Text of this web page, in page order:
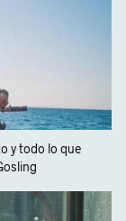
y todo lo que